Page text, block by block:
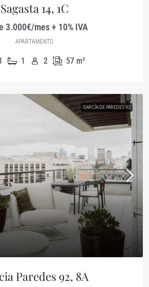
Sagasta 14, 1C
3.000€/mes + 10% IVA
APARTAMENTO
1 2 57 m²
GARCÍA DE PAREDES 92
Paredes 92, 8A